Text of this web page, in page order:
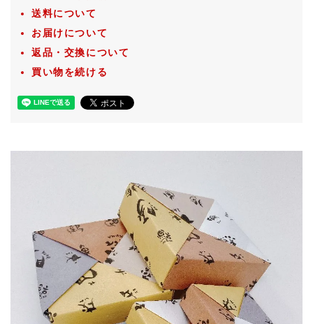
送料について
お届けについて
返品・交換について
買い物を続ける